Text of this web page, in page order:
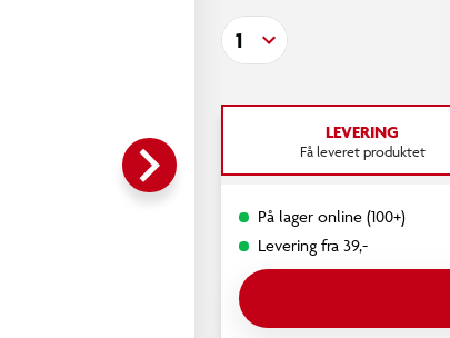
keyboard_arrow_right
1
LEVERING
Få leveret produktet
På lager online (100+)
Levering fra 39,-